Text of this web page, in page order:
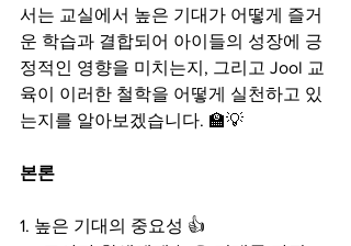
서는 교실에서 높은 기대가 어떻게 즐거
운 학습과 결합되어 아이들의 성장에 긍
정적인 영향을 미치는지, 그리고 Jool 교
육이 이러한 철학을 어떻게 실천하고 있
는지를 알아보겠습니다. 🏫💡
본론
1. 높은 기대의 중요성 👍